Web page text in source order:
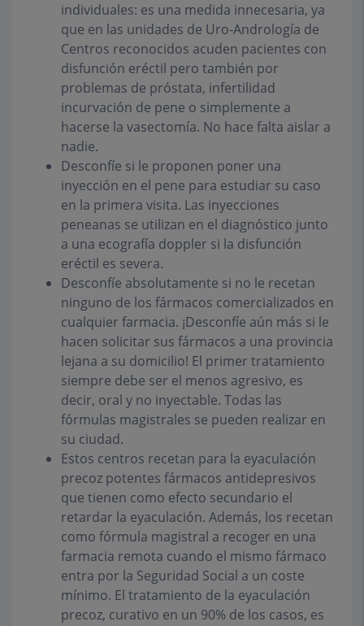
individuales: es una medida innecesaria, ya
que en las unidades de Uro-Andrología de
Centros reconocidos acuden pacientes con
disfunción eréctil pero también por
problemas de próstata, infertilidad
incurvación de pene o simplemente a
hacerse la vasectomía. No hace falta aislar a
nadie.
Desconfíe si le proponen poner una
inyección en el pene para estudiar su caso
en la primera visita. Las inyecciones
peneanas se utilizan en el diagnóstico junto
a una ecografía doppler si la disfunción
eréctil es severa.
Desconfíe absolutamente si no le recetan
ninguno de los fármacos comercializados en
cualquier farmacia. ¡Desconfíe aún más si le
hacen solicitar sus fármacos a una provincia
lejana a su domicilio! El primer tratamiento
siempre debe ser el menos agresivo, es
decir, oral y no inyectable. Todas las
fórmulas magistrales se pueden realizar en
su ciudad.
Estos centros recetan para la eyaculación
precoz potentes fármacos antidepresivos
que tienen como efecto secundario el
retardar la eyaculación. Además, los recetan
como fórmula magistral a recoger en una
farmacia remota cuando el mismo fármaco
entra por la Seguridad Social a un coste
mínimo. El tratamiento de la eyaculación
precoz, curativo en un 90% de los casos, es